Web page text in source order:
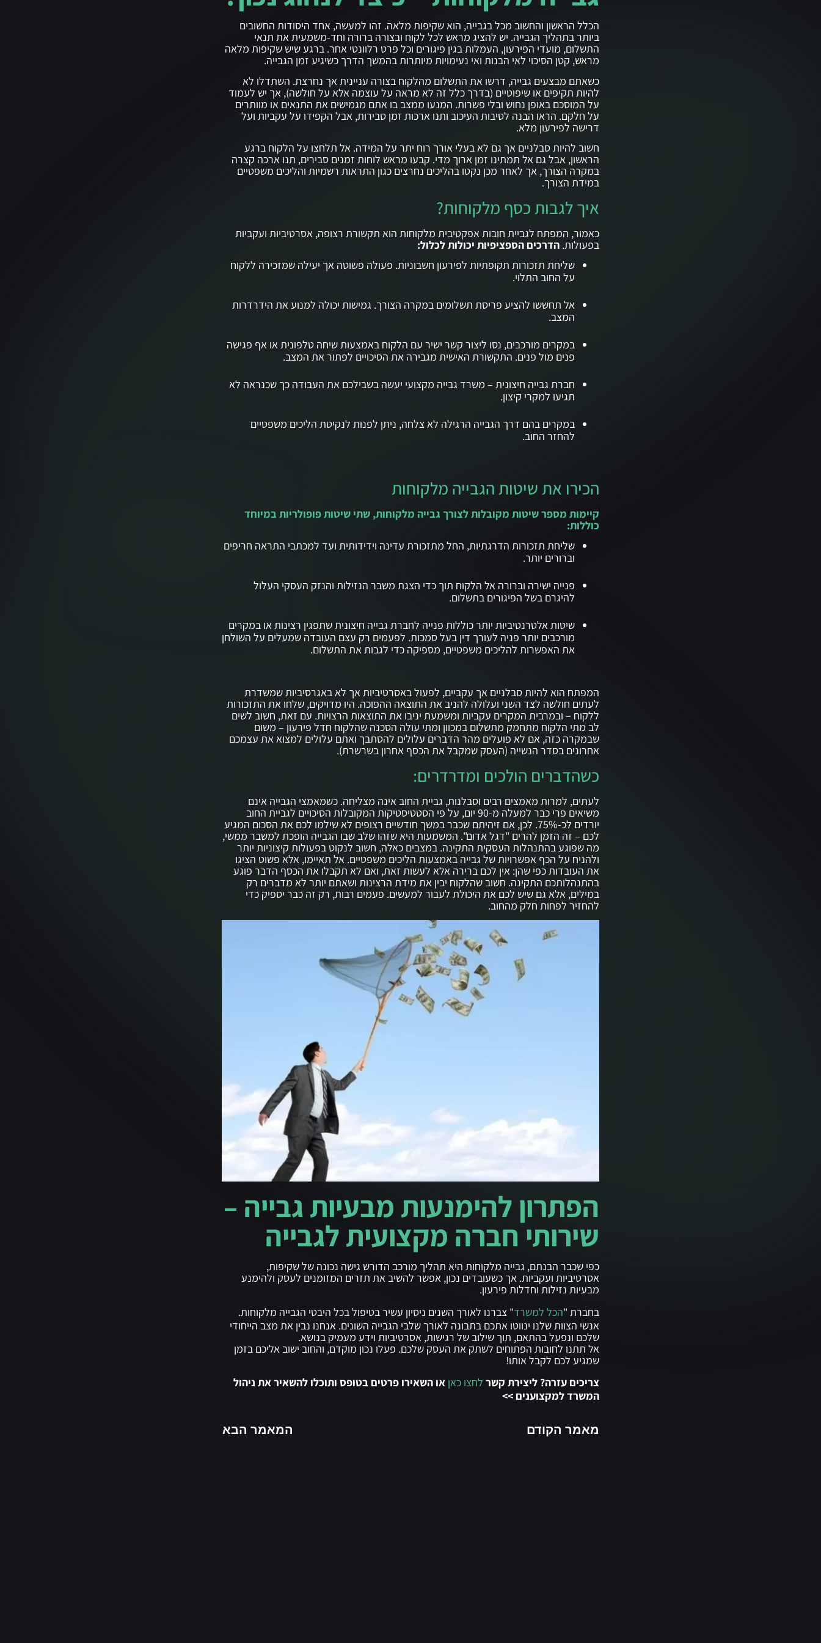
הכלל הראשון והחשוב מכל בגבייה, הוא שקיפות מלאה. זהו למעשה, אחד היסודות החשובים
ביותר בתהליך הגבייה. יש להציג מראש לכל לקוח ובצורה ברורה וחד-משמעית את תנאי
התשלום, מועדי הפירעון, העמלות בגין פיגורים וכל פרט רלוונטי אחר. ברגע שיש שקיפות מלאה
מראש, קטן הסיכוי לאי הבנות ואי נעימויות מיותרות בהמשך הדרך כשיגיע זמן הגבייה.
כשאתם מבצעים גבייה, דרשו את התשלום מהלקוח בצורה עניינית אך נחרצת. השתדלו לא
להיות תקיפים או שיפוטיים (בדרך כלל זה לא מראה על עוצמה אלא על חולשה), אך יש לעמוד
על המוסכם באופן נחוש ובלי פשרות. המנעו ממצב בו אתם מגמישים את התנאים או מוותרים
על חלקם. הראו הבנה לסיבות העיכוב ותנו ארכות זמן סבירות, אבל הקפידו על עקביות ועל
דרישה לפירעון מלא.
חשוב להיות סבלניים אך גם לא בעלי אורך רוח יתר על המידה. אל תלחצו על הלקוח ברגע
הראשון, אבל גם אל תמתינו זמן ארוך מדי. קבעו מראש לוחות זמנים סבירים, תנו ארכה קצרה
במקרה הצורך, אך לאחר מכן נקטו בהליכים נחרצים כגון התראות רשמיות והליכים משפטיים
במידת הצורך.
איך לגבות כסף מלקוחות?
כאמור, המפתח לגביית חובות אפקטיבית מלקוחות הוא תקשורת רצופה, אסרטיביות ועקביות
בפעולות. הדרכים הספציפיות יכולות לכלול:
שליחת תזכורות תקופתיות לפירעון חשבוניות. פעולה פשוטה אך יעילה שמזכירה ללקוח
על החוב התלוי.
אל תחששו להציע פריסת תשלומים במקרה הצורך. גמישות יכולה למנוע את הידרדרות
המצב.
במקרים מורכבים, נסו ליצור קשר ישיר עם הלקוח באמצעות שיחה טלפונית או אף פגישה
פנים מול פנים. התקשורת האישית מגבירה את הסיכויים לפתור את המצב.
חברת גבייה חיצונית – משרד גבייה מקצועי יעשה בשבילכם את העבודה כך שכנראה לא
תגיעו למקרי קיצון.
במקרים בהם דרך הגבייה הרגילה לא צלחה, ניתן לפנות לנקיטת הליכים משפטיים
להחזר החוב.
הכירו את שיטות הגבייה מלקוחות
קיימות מספר שיטות מקובלות לצורך גבייה מלקוחות, שתי שיטות פופולריות במיוחד
כוללות:
שליחת תזכורות הדרגתיות, החל מתזכורת עדינה וידידותית ועד למכתבי התראה חריפים
וברורים יותר.
פנייה ישירה וברורה אל הלקוח תוך כדי הצגת משבר הנזילות והנזק העסקי העלול
להיגרם בשל הפיגורים בתשלום.
שיטות אלטרנטיביות יותר כוללות פנייה לחברת גבייה חיצונית שתפגין רצינות או במקרים
מורכבים יותר פניה לעורך דין בעל סמכות. לפעמים רק עצם העובדה שמעלים על השולחן
את האפשרות להליכים משפטיים, מספיקה כדי לגבות את התשלום.
המפתח הוא להיות סבלניים אך עקביים, לפעול באסרטיביות אך לא באגרסיביות שמשדרת
לעתים חולשה לצד השני ועלולה להניב את התוצאה ההפוכה. היו מדויקים, שלחו את התזכורות
ללקוח – ובמרבית המקרים עקביות ומשמעת יניבו את התוצאות הרצויות. עם זאת, חשוב לשים
לב מתי הלקוח מתחמק מתשלום במכוון ומתי עולה הסכנה שהלקוח חדל פירעון – משום
שבמקרה כזה, אם לא פועלים מהר הדברים עלולים להסתבך ואתם עלולים למצוא את עצמכם
אחרונים בסדר הנשייה (העסק שמקבל את הכסף אחרון בשרשרת).
כשהדברים הולכים ומדרדרים:
לעתים, למרות מאמצים רבים וסבלנות, גביית החוב אינה מצליחה. כשמאמצי הגבייה אינם
משיאים פרי כבר למעלה מ-90 יום, על פי הסטטיסטיקות המקובלות הסיכויים לגביית החוב
יורדים לכ-75%. לכן, אם זיהיתם שכבר במשך חודשיים רצופים לא שילמו לכם את הסכום המגיע
לכם – זה הזמן להרים "דגל אדום". המשמעות היא שזהו שלב שבו הגבייה הופכת למשבר ממשי,
מה שפוגע בהתנהלות העסקית התקינה. במצבים כאלה, חשוב לנקוט בפעולות קיצוניות יותר
ולהניח על הכף אפשרויות של גבייה באמצעות הליכים משפטיים. אל תאיימו, אלא פשוט הציגו
את העובדות כפי שהן: אין לכם ברירה אלא לעשות זאת, ואם לא תקבלו את הכסף הדבר פוגע
בהתנהלותכם התקינה. חשוב שהלקוח יבין את מידת הרצינות ושאתם יותר לא מדברים רק
במילים, אלא גם שיש לכם את היכולת לעבור למעשים. פעמים רבות, רק זה כבר יספיק כדי
להחזיר לפחות חלק מהחוב.
הפתרון להימנעות מבעיות גבייה –
שירותי חברה מקצועית לגבייה
כפי שכבר הבנתם, גבייה מלקוחות היא תהליך מורכב הדורש גישה נכונה של שקיפות,
אסרטיביות ועקביות. אך כשעובדים נכון, אפשר להשיב את תזרים המזומנים לעסק ולהימנע
מבעיות נזילות וחדלות פירעון.
בחברת "הכל למשרד" צברנו לאורך השנים ניסיון עשיר בטיפול בכל היבטי הגבייה מלקוחות.
אנשי הצוות שלנו ינווטו אתכם בתבונה לאורך שלבי הגבייה השונים. אנחנו נבין את מצב הייחודי
שלכם ונפעל בהתאם, תוך שילוב של רגישות, אסרטיביות וידע מעמיק בנושא.
אל תתנו לחובות הפתוחים לשתק את העסק שלכם. פעלו נכון מוקדם, והחוב ישוב אליכם בזמן
שמגיע לכם לקבל אותו!
צריכים עזרה? ליצירת קשר לחצו כאן או השאירו פרטים בטופס ותוכלו להשאיר את ניהול
המשרד למקצוענים >>
מאמר הקודם המאמר הבא